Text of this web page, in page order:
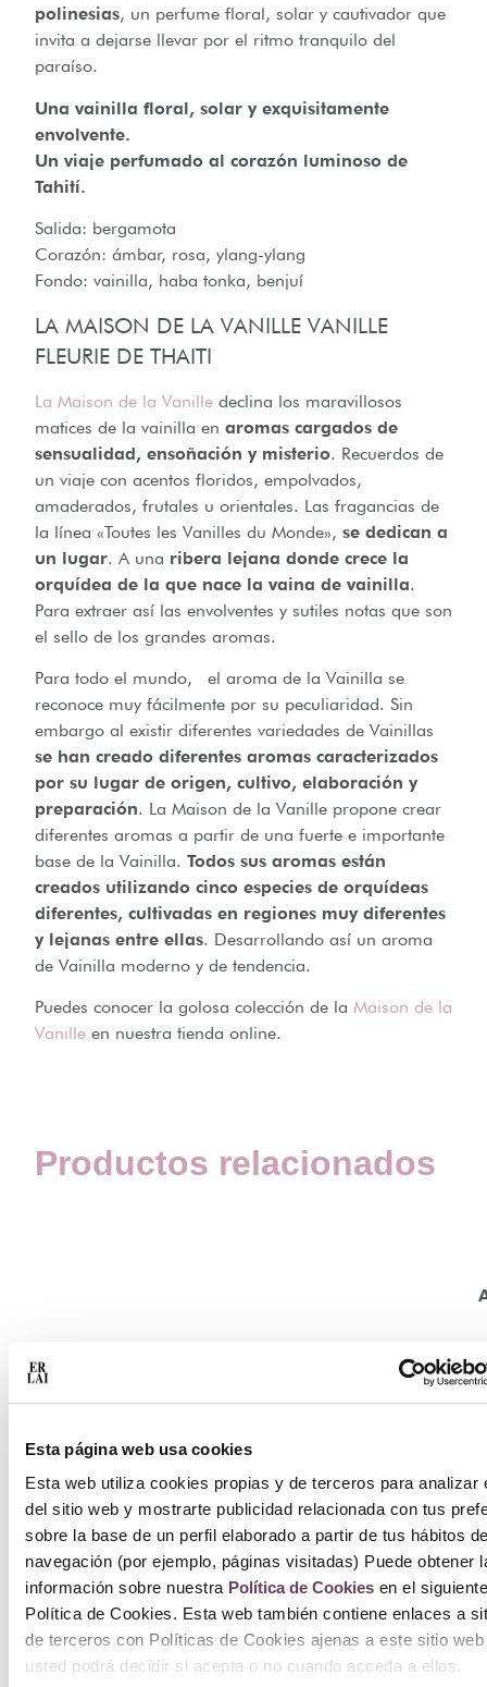
Esta página web usa cookies
Esta web utiliza cookies propias y de terceros para analizar
del sitio web y mostrarte publicidad relacionada con tus
sobre la base de un perfil elaborado a partir de tus hábitos
navegación (por ejemplo, páginas visitadas) Puede obtener
información sobre nuestra Política de Cookies en el
Política de Cookies. Esta web también contiene enlaces a
de terceros con Políticas de Cookies ajenas a este sitio web
usted podrá decidir si acepta o no cuando acceda a ellos.
polinesias, un perfume floral, solar y cautivador que
invita a dejarse llevar por el ritmo tranquilo del
paraíso.
Una vainilla floral, solar y exquisitamente
envolvente.
Un viaje perfumado al corazón luminoso de
Tahití.
Salida: bergamota
Corazón: ámbar, rosa, ylang-ylang
Fondo: vainilla, haba tonka, benjuí
LA MAISON DE LA VANILLE VANILLE
FLEURIE DE THAITI
La Maison de la Vanille declina los maravillosos
matices de la vainilla en aromas cargados de
sensualidad, ensoñación y misterio. Recuerdos de
un viaje con acentos floridos, empolvados,
amaderados, frutales u orientales. Las fragancias de
la línea «Toutes les Vanilles du Monde», se dedican a
un lugar. A una ribera lejana donde crece la
orquídea de la que nace la vaina de vainilla.
Para extraer así las envolventes y sutiles notas que son
el sello de los grandes aromas.
Para todo el mundo, el aroma de la Vainilla se
reconoce muy fácilmente por su peculiaridad. Sin
embargo al existir diferentes variedades de Vainillas
se han creado diferentes aromas caracterizados
por su lugar de origen, cultivo, elaboración y
preparación. La Maison de la Vanille propone crear
diferentes aromas a partir de una fuerte e importante
base de la Vainilla. Todos sus aromas están
creados utilizando cinco especies de orquídeas
diferentes, cultivadas en regiones muy diferentes
y lejanas entre ellas. Desarrollando así un aroma
de Vainilla moderno y de tendencia.
Puedes conocer la golosa colección de la Maison de la
Vanille en nuestra tienda online.
Productos relacionados